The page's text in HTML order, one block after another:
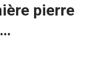
pierre